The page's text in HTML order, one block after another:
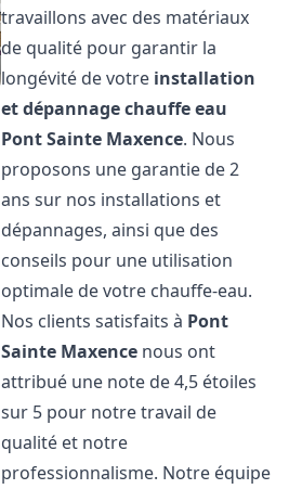
travaillons avec des matériaux
de qualité pour garantir la
longévité de votre installation
et dépannage chauffe eau
Pont Sainte Maxence. Nous
proposons une garantie de 2
ans sur nos installations et
dépannages, ainsi que des
conseils pour une utilisation
optimale de votre chauffe-eau.
Nos clients satisfaits à Pont
Sainte Maxence nous ont
attribué une note de 4,5 étoiles
sur 5 pour notre travail de
qualité et notre
professionnalisme. Notre équipe